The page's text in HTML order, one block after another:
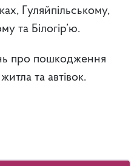
Гуляйпільському,
та Білогір’ю.
про пошкодження
та автівок.